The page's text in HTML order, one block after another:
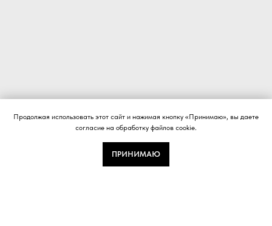
Продолжая использовать этот сайт и нажимая кнопку «Принимаю», вы даете
согласие на обработку файлов cookie.
ПРИНИМАЮ